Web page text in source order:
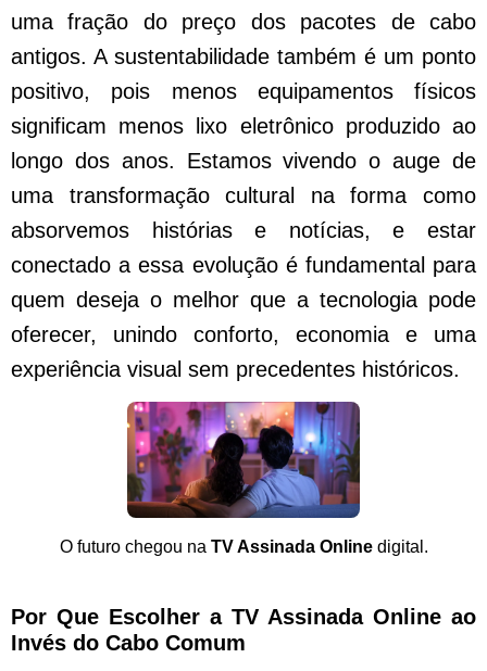
uma fração do preço dos pacotes de cabo
antigos. A sustentabilidade também é um ponto
positivo, pois menos equipamentos físicos
significam menos lixo eletrônico produzido ao
longo dos anos. Estamos vivendo o auge de
uma transformação cultural na forma como
absorvemos histórias e notícias, e estar
conectado a essa evolução é fundamental para
quem deseja o melhor que a tecnologia pode
oferecer, unindo conforto, economia e uma
experiência visual sem precedentes históricos.
O futuro chegou na TV Assinada Onlinedigital.
Por Que Escolher a TV Assinada Online ao
Invés do Cabo Comum